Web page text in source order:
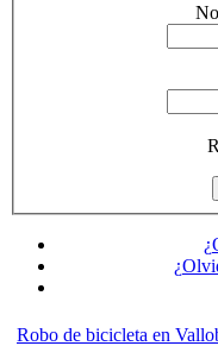
Robo de bicicleta en